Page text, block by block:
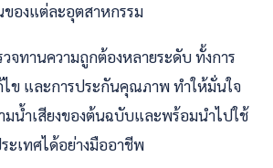
องแต่ละอุตสาหกรรม
จทานความถูกต้องหลายระดับ ทั้งการ
ข และการประกันคุณภาพ ทำให้มั่นใจ
มน้ำเสียงของต้นฉบับและพร้อมนำไปใช้
ะเทศได้อย่างมืออาชีพ